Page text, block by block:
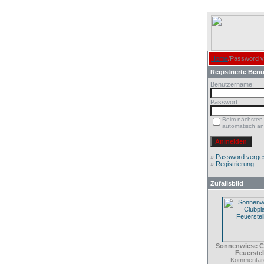
Home/Password
Registrierte
Benutzername:
Passwort:
Beim
automatisch
» Password
» Registrierung
Zufallsbild
Sonnenwiese